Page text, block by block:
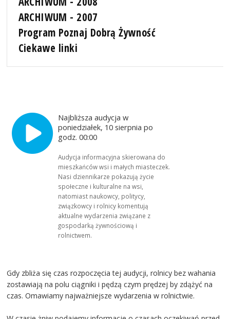
ARCHIWUM - 2007
Program Poznaj Dobrą Żywność
Ciekawe linki
Najbliższa audycja w
poniedziałek, 10 sierpnia po
godz. 00:00
Audycja informacyjna skierowana do
mieszkańców wsi i małych miasteczek.
Nasi dziennikarze pokazują życie
społeczne i kulturalne na wsi,
natomiast naukowcy, politycy,
związkowcy i rolnicy komentują
aktualne wydarzenia związane z
gospodarką żywnościową i
rolnictwem.
Gdy zbliża się czas rozpoczęcia tej audycji, rolnicy bez wahania
zostawiają na polu ciągniki i pędzą czym prędzej by zdążyć na
czas. Omawiamy najważniejsze wydarzenia w rolnictwie.